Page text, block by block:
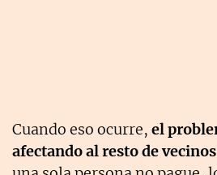
Cuando eso ocurre, el
afectando al resto de vecinos